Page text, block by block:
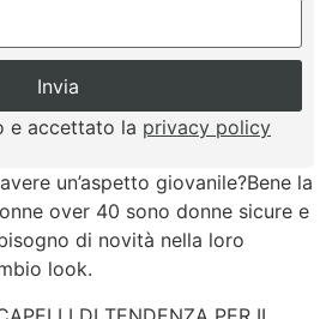
e accettato la privacy policy
un’aspetto giovanile?Bene la
over 40 sono donne sicure e
di novità nella loro
look.